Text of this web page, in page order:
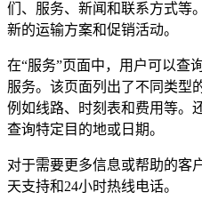
们、服务、新闻和联系方式等
新的运输方案和促销活动。
在“服务”页面中，用户可以查
服务。该页面列出了不同类型
例如线路、时刻表和费用等。
查询特定目的地或日期。
对于需要更多信息或帮助的客
天支持和24小时热线电话。